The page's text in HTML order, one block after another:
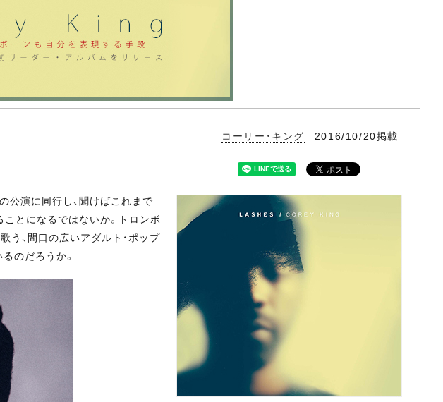
コーリー・キング 2016/10/20掲載
公演に同行し、聞けばこれまで
とになるではないか。トロンボ
う、間口の広いアダルト・ポップ
のだろうか。